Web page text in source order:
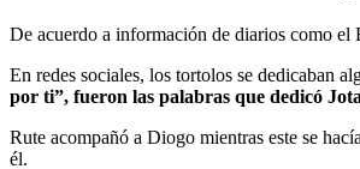
De acuerdo a información de diarios como
En redes sociales, los tortolos se dedicaban
por ti”, fueron las palabras que dedicó
Rute acompañó a Diogo mientras este se
él.